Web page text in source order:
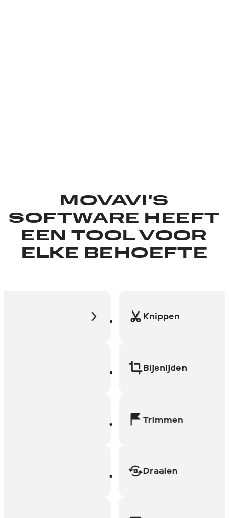
MOVAVI'S
SOFTWARE HEEFT
EEN TOOL VOOR
ELKE BEHOEFTE
Knippen
Bijsnijden
Trimmen
Draaien